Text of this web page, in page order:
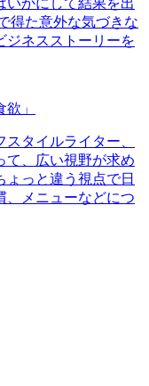
いかにして結果を出
得た意外な気づきな
ジネスストーリーを
」
タイルライター、
て、広い視野が求め
ょっと違う視点で日
、メニューなどにつ